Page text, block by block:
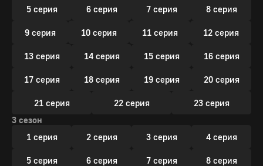
5 серия 6 серия 7 серия 8 серия
9 серия 10 серия 11 серия 12 серия
13 серия 14 серия 15 серия 16 серия
17 серия 18 серия 19 серия 20 серия
21 серия 22 серия
23 серия
3 сезон
1 серия
2 серия 3 серия 4 серия
5 серия 6 серия 7 серия 8 серия